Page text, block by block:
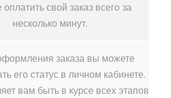
свой заказ всего за
несколько минут.
заказа вы можете
его статус в личном кабинете.
вам быть в курсе всех этапов